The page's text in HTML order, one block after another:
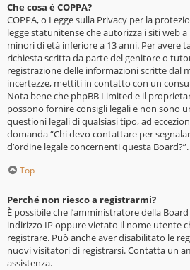
Che cosa è COPPA?
COPPA, o Legge sulla Privacy per la
legge statunitense che autorizza i siti web
minori di età inferiore a 13 anni. Per avere
richiesta scritta da parte del genitore o
registrazione delle informazioni scritte dal
incertezze, mettiti in contatto con un
Nota bene che phpBB Limited e il
possono fornire consigli legali e non sono
questioni legali di qualsiasi tipo, ad
domanda “Chi devo contattare per
d’ordine legale concernenti questa Board?”.
Top
Perché non riesco a registrarmi?
È possibile che l’amministratore della
indirizzo IP oppure vietato il nome utente
registrare. Può anche aver disabilitato le
nuovi visitatori di registrarsi. Contatta un
assistenza.